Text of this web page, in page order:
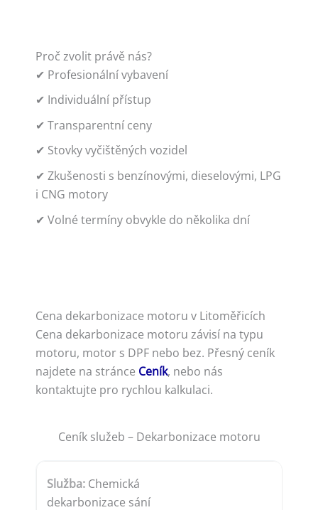
Proč zvolit právě nás?
✔ Profesionální vybavení
✔ Individuální přístup
✔ Transparentní ceny
✔ Stovky vyčištěných vozidel
✔ Zkušenosti s benzínovými, dieselovými, LPG
i CNG motory
✔ Volné termíny obvykle do několika dní
Cena dekarbonizace motoru v Litoměřicích
Cena dekarbonizace motoru závisí na typu
motoru, motor s DPF nebo bez. Přesný ceník
najdete na stránce Ceník, nebo nás
kontaktujte pro rychlou kalkulaci.
Ceník služeb – Dekarbonizace motoru
Chemická
dekarbonizace sání